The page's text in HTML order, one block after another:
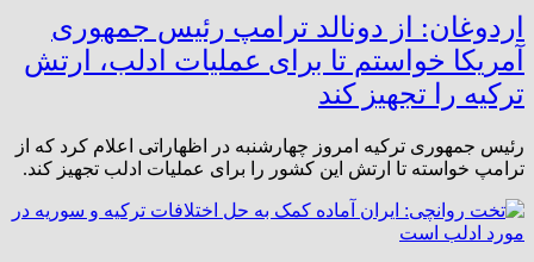
اردوغان: از دونالد ترامپ رئیس جمهوری
آمریکا خواستم تا برای عملیات ادلب، ارتش
ترکیه را تجهیز کند
رئیس جمهوری ترکیه امروز چهارشنبه در اظهاراتی اعلام کرد که از
ترامپ خواسته تا ارتش این کشور را برای عملیات ادلب تجهیز کند.